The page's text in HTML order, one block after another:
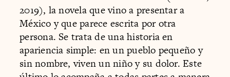
2019), la novela que vino a presentar a
México y que parece escrita por otra
persona. Se trata de una historia en
apariencia simple: en un pueblo pequeño y
sin nombre, viven un niño y su dolor. Este